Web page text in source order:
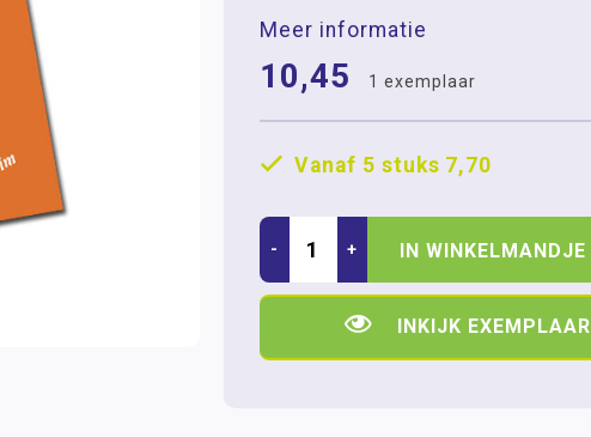
Meer informatie
10,45 1 exemplaar
Vanaf 5 stuks 7,70
- + IN WINKELMANDJE
INKIJK EXEMPLAAR